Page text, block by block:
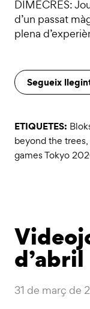
DIMECRES:
d’un passat
plena
Segueix
ETIQUETES:
beyond the trees,
games Tokyo
d’abril
31 de març de